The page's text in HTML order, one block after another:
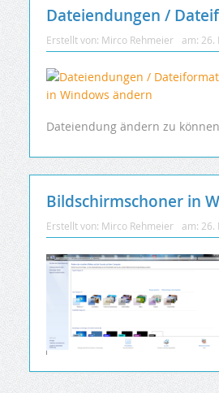
Dateiendungen /
Erstellt von: Mirco Rehmeier am: 26.
Dateiendung ändern zu
Bildschirmschoner in
Erstellt von: Mirco Rehmeier am: 26.